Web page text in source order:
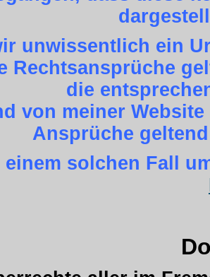
unwissentlich ein
Rechtsansprüche
die
von meiner
Ansprüche
solchen Fall